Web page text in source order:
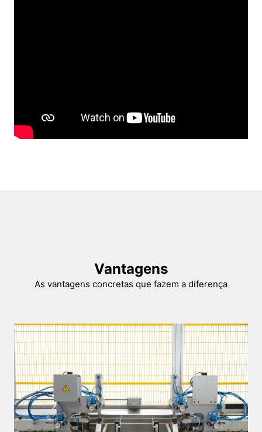
Vantagens
As vantagens concretas que fazem a diferença